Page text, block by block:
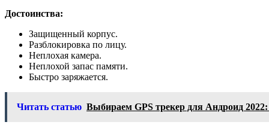
Достоинства:
Защищенный корпус.
Разблокировка по лицу.
Неплохая камера.
Неплохой запас памяти.
Быстро заряжается.
Читать статью Выбираем GPS трекер для Андроид